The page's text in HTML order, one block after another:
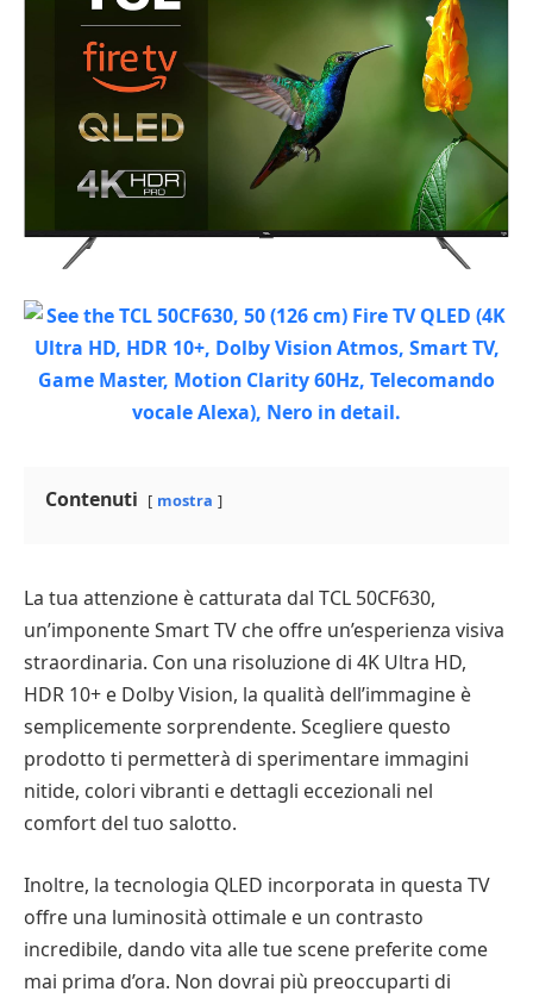
Contenuti mostra
La tua attenzione è catturata dal TCL 50CF630,
un’imponente Smart TV che offre un’esperienza visiva
straordinaria. Con una risoluzione di 4K Ultra HD,
HDR 10+ e Dolby Vision, la qualità dell’immagine è
semplicemente sorprendente. Scegliere questo
prodotto ti permetterà di sperimentare immagini
nitide, colori vibranti e dettagli eccezionali nel
comfort del tuo salotto.
Inoltre, la tecnologia QLED incorporata in questa TV
offre una luminosità ottimale e un contrasto
incredibile, dando vita alle tue scene preferite come
mai prima d’ora. Non dovrai più preoccuparti di